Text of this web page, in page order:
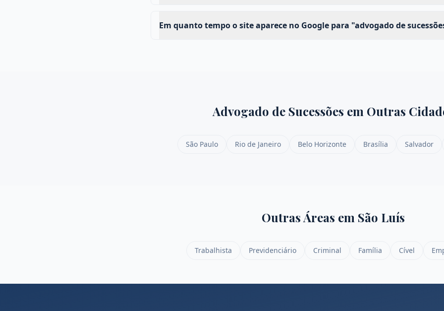
Em quanto tempo o site aparece no Google para "advogado de
Advogado de Sucessões em Outras
São Paulo Rio de Janeiro Belo Horizonte Brasília Salvador
Outras Áreas em São Luís
Trabalhista Previdenciário Criminal Família Cível